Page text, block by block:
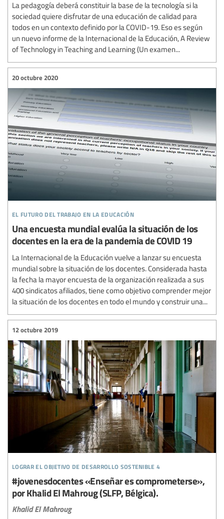
La pedagogía deberá constituir la base de la tecnología si la
sociedad quiere disfrutar de una educación de calidad para
todos en un contexto definido por la COVID-19. Eso es según
un nuevo informe de la Internacional de la Educación, A Review
of Technology in Teaching and Learning (Un examen...
el futuro del trabajo en la educación
20 octubre 2020
Una encuesta mundial evalúa la situación de los
docentes en la era de la pandemia de COVID 19
La Internacional de la Educación vuelve a lanzar su encuesta
mundial sobre la situación de los docentes. Considerada hasta
la fecha la mayor encuesta de la organización realizada a sus
400 sindicatos afiliados, tiene como objetivo comprender mejor
la situación de los docentes en todo el mundo y construir una...
lograr el objetivo de desarrollo sostenible 4
12 octubre 2019
#jovenesdocentes «Enseñar es comprometerse»,
por Khalid El Mahroug (SLFP, Bélgica).
Khalid El Mahroug